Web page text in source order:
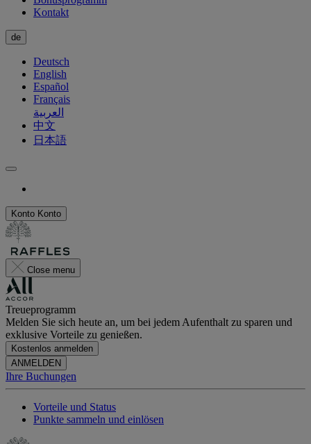
Kontakt
de
Deutsch
English
Español
Français
العربية
中文
日本語
Konto Konto
Close menu
Treueprogramm
Melden Sie sich heute an, um bei jedem Aufenthalt zu sparen und
exklusive Vorteile zu genießen.
Kostenlos anmelden
ANMELDEN
Ihre Buchungen
Vorteile und Status
Punkte sammeln und einlösen